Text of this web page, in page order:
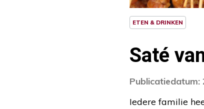
ETEN & DRINKEN
Saté
Iedere familie